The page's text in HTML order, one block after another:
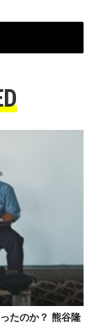
たのか？ 熊谷隆